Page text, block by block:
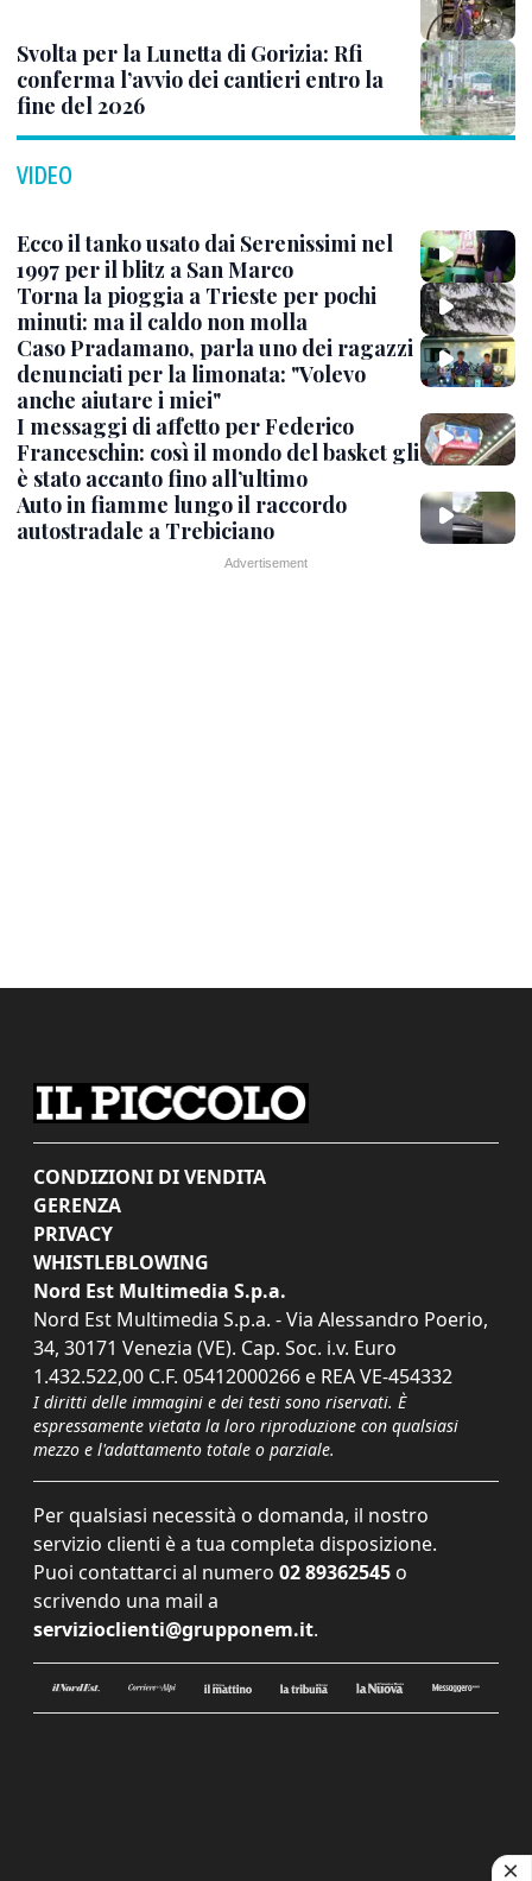
Svolta per la Lunetta di Gorizia: Rfi
conferma l’avvio dei cantieri entro la
fine del 2026
VIDEO
Ecco il tanko usato dai Serenissimi nel
1997 per il blitz a San Marco
Torna la pioggia a Trieste per pochi
minuti: ma il caldo non molla
Caso Pradamano, parla uno dei ragazzi
denunciati per la limonata: "Volevo
anche aiutare i miei"
I messaggi di affetto per Federico
Franceschin: così il mondo del basket gli
è stato accanto fino all’ultimo
Auto in fiamme lungo il raccordo
autostradale a Trebiciano
CONDIZIONI DI VENDITA
GERENZA
PRIVACY
WHISTLEBLOWING
Nord Est Multimedia S.p.a.
Nord Est Multimedia S.p.a. - Via Alessandro Poerio,
34, 30171 Venezia (VE). Cap. Soc. i.v. Euro
1.432.522,00 C.F. 05412000266 e REA VE-454332
I diritti delle immagini e dei testi sono riservati. È
espressamente vietata la loro riproduzione con qualsiasi
mezzo e l'adattamento totale o parziale.
Per qualsiasi necessità o domanda, il nostro
servizio clienti è a tua completa disposizione.
Puoi contattarci al numero 02 89362545 o
scrivendo una mail a
servizioclienti@grupponem.it.